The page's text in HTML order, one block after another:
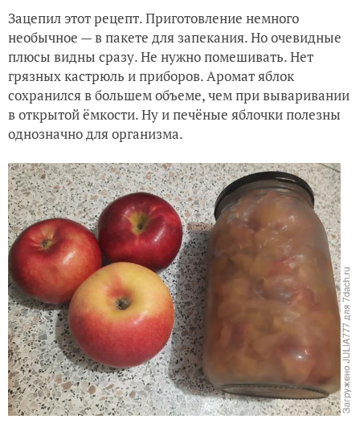
Зацепил этот рецепт. Приготовление немного
необычное — в пакете для запекания. Но очевидные
плюсы видны сразу. Не нужно помешивать. Нет
грязных кастрюль и приборов. Аромат яблок
сохранился в большем объеме, чем при вываривании
в открытой ёмкости. Ну и печёные яблочки полезны
однозначно для организма.